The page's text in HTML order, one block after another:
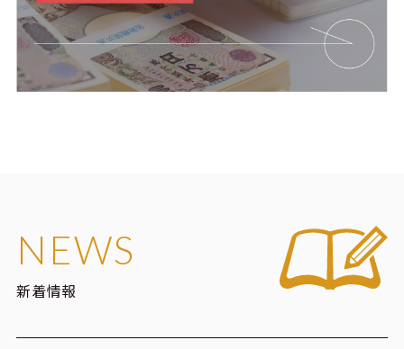
NEWS
新着情報